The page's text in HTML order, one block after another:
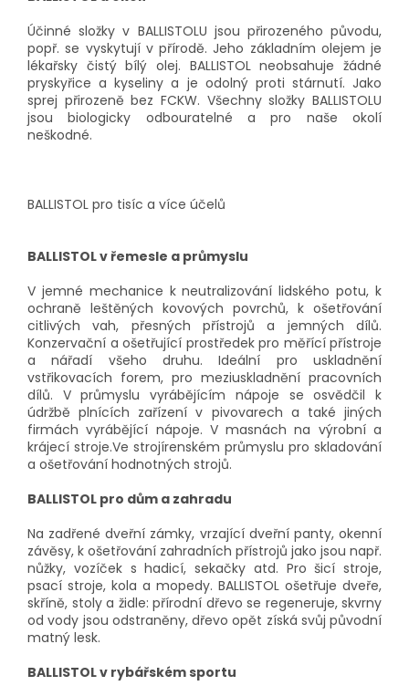
Účinné složky v BALLISTOLU jsou přirozeného původu,
popř. se vyskytují v přírodě. Jeho základním olejem je
lékařsky čistý bílý olej. BALLISTOL neobsahuje žádné
pryskyřice a kyseliny a je odolný proti stárnutí. Jako
sprej přirozeně bez FCKW. Všechny složky BALLISTOLU
jsou biologicky odbouratelné a pro naše okolí
neškodné.
BALLISTOL pro tisíc a více účelů
BALLISTOL v řemesle a průmyslu
V jemné mechanice k neutralizování lidského potu, k
ochraně leštěných kovových povrchů, k ošetřování
citlivých vah, přesných přístrojů a jemných dílů.
Konzervační a ošetřující prostředek pro měřící přístroje
a nářadí všeho druhu. Ideální pro uskladnění
vstřikovacích forem, pro meziuskladnění pracovních
dílů. V průmyslu vyrábějícím nápoje se osvědčil k
údržbě plnících zařízení v pivovarech a také jiných
firmách vyrábějící nápoje. V masnách na výrobní a
krájecí stroje.Ve strojírenském průmyslu pro skladování
a ošetřování hodnotných strojů.
BALLISTOL pro dům a zahradu
Na zadřené dveřní zámky, vrzající dveřní panty, okenní
závěsy, k ošetřování zahradních přístrojů jako jsou např.
nůžky, vozíček s hadicí, sekačky atd. Pro šicí stroje,
psací stroje, kola a mopedy. BALLISTOL ošetřuje dveře,
skříně, stoly a židle: přírodní dřevo se regeneruje, skvrny
od vody jsou odstraněny, dřevo opět získá svůj původní
matný lesk.
BALLISTOL v rybářském sportu